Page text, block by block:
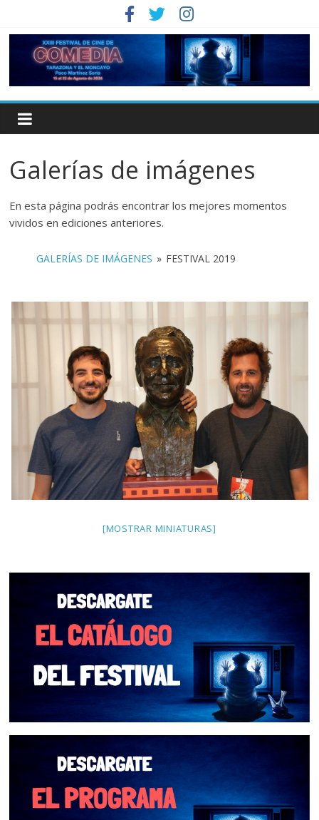
Galerías de imágenes
En esta página podrás encontrar los mejores momentos
vividos en ediciones anteriores.
GALERÍAS DE IMÁGENES » FESTIVAL 2019
[MOSTRAR MINIATURAS]